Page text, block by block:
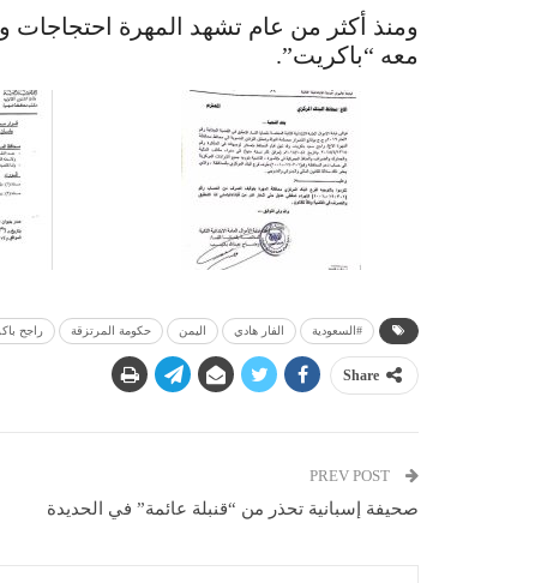
ومنذ أكثر من عام تشهد المهرة
معه “باكريت”.
#السعودية الفار هادي اليمن حكومة المرتزقة راجح
Share
صحيفة إسبانية تحذر من “قنبلة عائمة” في الحديدة